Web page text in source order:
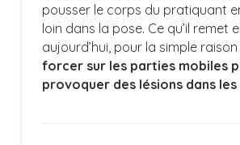
pousser le corps du pratiquant
loin dans la pose. Ce qu’il remet
aujourd’hui, pour la simple
forcer sur les parties mobiles
provoquer des lésions dans les